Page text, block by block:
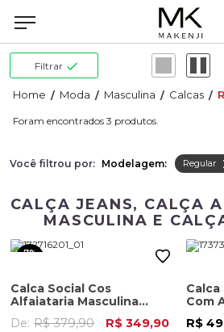
Filtrar
Moda Masculina Calcas
3
Você filtrou por: Modelagem: Regular
CALÇA JEANS, CALÇA
MASCULINA E
7%
Calca Social Cos
Alfaiataria Masculina
Cinza Mescla
De: R$ 379,90 R$ 349,90
Calca
Com
Azul
R$